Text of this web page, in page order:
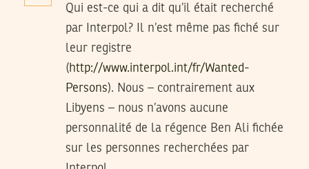
Qui est-ce qui a dit qu’il était recherché
par Interpol? Il n’est même pas fiché sur
leur registre
(http://www.interpol.int/fr/Wanted-
Persons). Nous – contrairement aux
Libyens – nous n’avons aucune
personnalité de la régence Ben Ali fichée
sur les personnes recherchées par